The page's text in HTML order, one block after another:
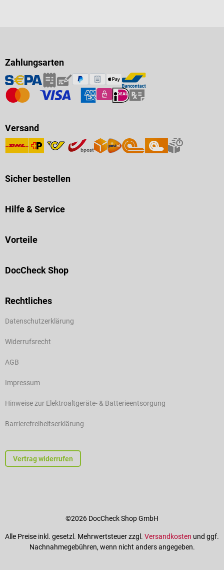
Zahlungsarten
Versand
Sicher bestellen
Hilfe & Service
Vorteile
DocCheck Shop
Rechtliches
Datenschutzerklärung
Widerrufsrecht
AGB
Impressum
Hinweise zur Elektroaltgeräte- & Batterieentsorgung
Barrierefreiheitserklärung
Vertrag widerrufen
©2026 DocCheck Shop GmbH
Alle Preise inkl. gesetzl. Mehrwertsteuer zzgl. Versandkosten und ggf.
Nachnahmegebühren, wenn nicht anders angegeben.